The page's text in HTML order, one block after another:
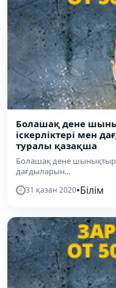
Болашақ дене
іскерліктері мен
туралы қазақша
Болашақ дене шынықтыру
дағдыларын...
31 қазан 2020•Білім